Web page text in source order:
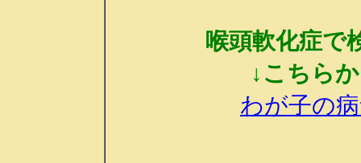
喉頭軟化症で
↓こちら
わが子の